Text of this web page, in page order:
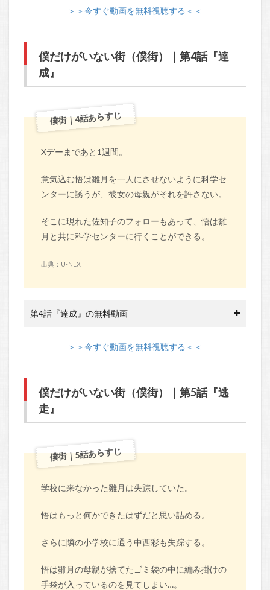
＞＞今すぐ動画を無料視聴する＜＜
僕だけがいない街（僕街）｜第4話『達
成』
僕街｜4話あらすじ
Xデーまであと1週間。
意気込む悟は雛月を一人にさせないように科学セ
ンターに誘うが、彼女の母親がそれを許さない。
そこに現れた佐知子のフォローもあって、悟は雛
月と共に科学センターに行くことができる。
出典：U-NEXT
第4話『達成』の無料動画
＞＞今すぐ動画を無料視聴する＜＜
僕だけがいない街（僕街）｜第5話『逃
走』
僕街｜5話あらすじ
学校に来なかった雛月は失踪していた。
悟はもっと何かできたはずだと思い詰める。
さらに隣の小学校に通う中西彩も失踪する。
悟は雛月の母親が捨てたゴミ袋の中に編み掛けの
手袋が入っているのを見てしまい…。